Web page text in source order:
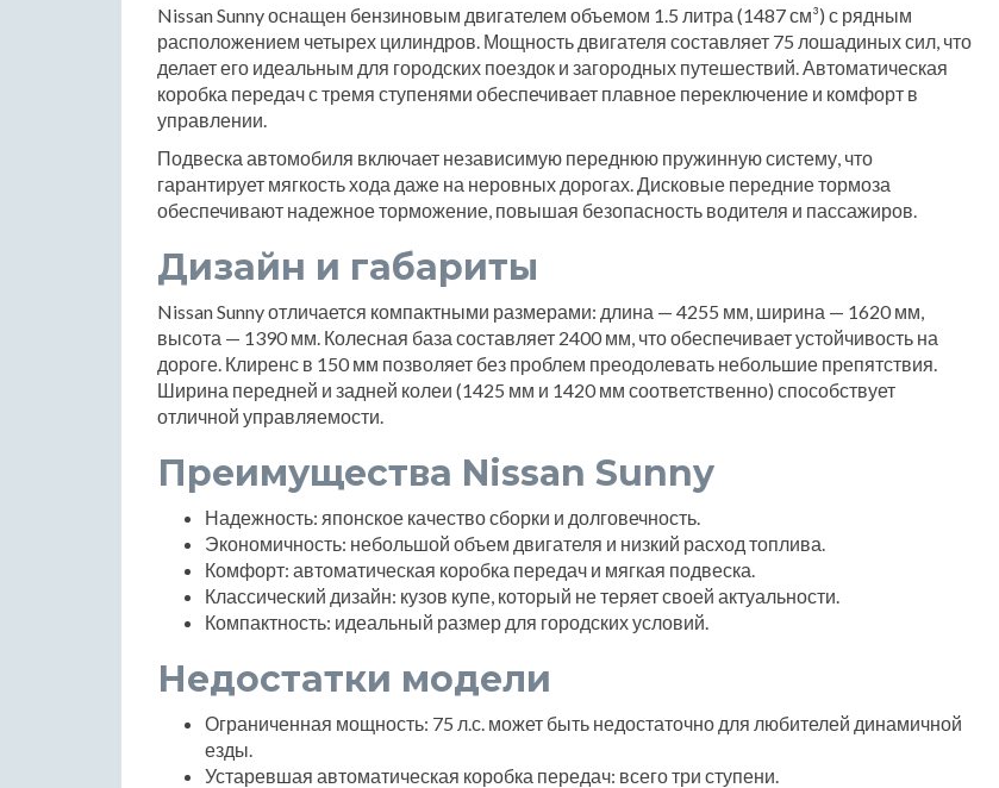
Nissan Sunny оснащен бензиновым двигателем объемом 1.5 литра (1487 см³) с рядным
расположением четырех цилиндров. Мощность двигателя составляет 75 лошадиных сил, что
делает его идеальным для городских поездок и загородных путешествий. Автоматическая
коробка передач с тремя ступенями обеспечивает плавное переключение и комфорт в
управлении.
Подвеска автомобиля включает независимую переднюю пружинную систему, что
гарантирует мягкость хода даже на неровных дорогах. Дисковые передние тормоза
обеспечивают надежное торможение, повышая безопасность водителя и пассажиров.
Дизайн и габариты
Nissan Sunny отличается компактными размерами: длина — 4255 мм, ширина — 1620 мм,
высота — 1390 мм. Колесная база составляет 2400 мм, что обеспечивает устойчивость на
дороге. Клиренс в 150 мм позволяет без проблем преодолевать небольшие препятствия.
Ширина передней и задней колеи (1425 мм и 1420 мм соответственно) способствует
отличной управляемости.
Преимущества Nissan Sunny
Надежность: японское качество сборки и долговечность.
Экономичность: небольшой объем двигателя и низкий расход топлива.
Комфорт: автоматическая коробка передач и мягкая подвеска.
Классический дизайн: кузов купе, который не теряет своей актуальности.
Компактность: идеальный размер для городских условий.
Недостатки модели
Ограниченная мощность: 75 л.с. может быть недостаточно для любителей динамичной
езды.
Устаревшая автоматическая коробка передач: всего три ступени.